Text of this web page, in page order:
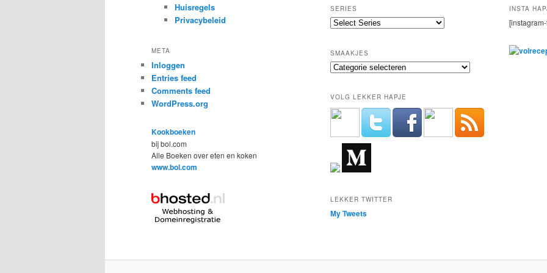
Huisregels
Privacybeleid
META
Inloggen
Entries feed
Comments feed
WordPress.org
Kookboeken
bij bol.com
Alle Boeken over eten en koken
www.bol.com
SERIES
SMAAKJES
Smaakjes
VOLG LEKKER HAPJE
LEKKER TWITTER
My Tweets
INSTA